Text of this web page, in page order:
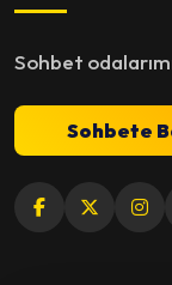
Sohbet
Sohbete